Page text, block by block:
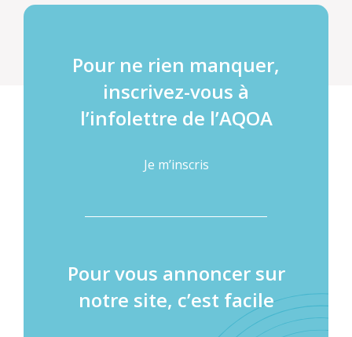
Pour ne rien manquer,
inscrivez-vous à
l’infolettre de l’AQOA
Je m’inscris
Pour vous annoncer sur
notre site, c’est facile